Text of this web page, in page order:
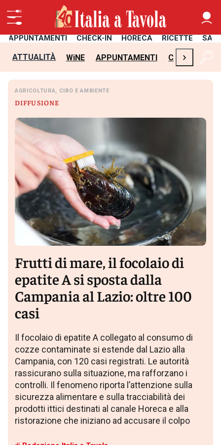
APPUNTAMENTI CHECK-IN HORECA RICETTE
ATTUALITÀ WiNE APPUNTAMENTI CHECK-IN
›
AGRICOLTURA, CIBO E AMBIENTE
DIFFUSIONE
Frutti di mare, il focolaio di
epatite A si sposta dalla
Campania al Lazio: oltre 100
casi
Il focolaio di epatite A collegato al consumo di
cozze contaminate si estende dal Lazio alla
Campania, con 120 casi registrati. Le autorità
rassicurano sulla situazione, ma rafforzano i
controlli. Il fenomeno riporta l’attenzione sulla
sicurezza alimentare e sulla tracciabilità dei
prodotti ittici destinati al canale Horeca e alla
ristorazione che iniziano ad accusare il colpo